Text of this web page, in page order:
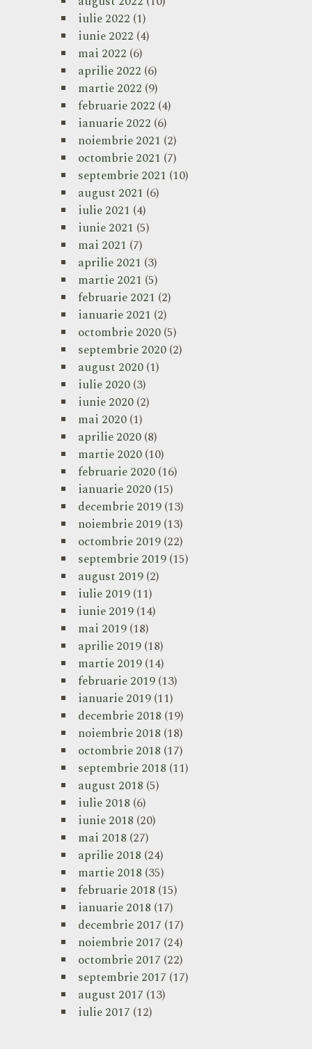
iulie 2022 (1)
iunie 2022 (4)
mai 2022 (6)
aprilie 2022 (6)
martie 2022 (9)
februarie 2022 (4)
ianuarie 2022 (6)
noiembrie 2021 (2)
octombrie 2021 (7)
septembrie 2021 (10)
august 2021 (6)
iulie 2021 (4)
iunie 2021 (5)
mai 2021 (7)
aprilie 2021 (3)
martie 2021 (5)
februarie 2021 (2)
ianuarie 2021 (2)
octombrie 2020(5)
septembrie 2020(2)
august 2020(1)
iulie 2020(3)
iunie 2020(2)
mai 2020(1)
aprilie 2020(8)
martie 2020(10)
februarie 2020(16)
ianuarie 2020(15)
decembrie 2019(13)
noiembrie 2019(13)
octombrie 2019(22)
septembrie 2019(15)
august 2019(2)
iulie 2019(11)
iunie 2019(14)
mai 2019(18)
aprilie 2019(18)
martie 2019(14)
februarie 2019(13)
ianuarie 2019(11)
decembrie 2018 (19)
noiembrie 2018 (18)
octombrie 2018 (17)
septembrie 2018 (11)
august 2018 (5)
iulie 2018 (6)
iunie 2018 (20)
mai 2018 (27)
aprilie 2018 (24)
martie 2018 (35)
februarie 2018 (15)
ianuarie 2018 (17)
decembrie 2017 (17)
noiembrie 2017 (24)
octombrie 2017 (22)
septembrie 2017 (17)
august 2017 (13)
iulie 2017 (12)